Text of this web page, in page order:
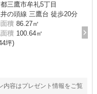
三鷹市牟礼5丁目
の頭線 三鷹台 徒歩20分
積 86.27㎡
積 100.64㎡
坪)
内容はプレゼント情報をご覧